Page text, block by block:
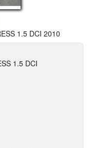
1.5 DCI 2010
1.5 DCI